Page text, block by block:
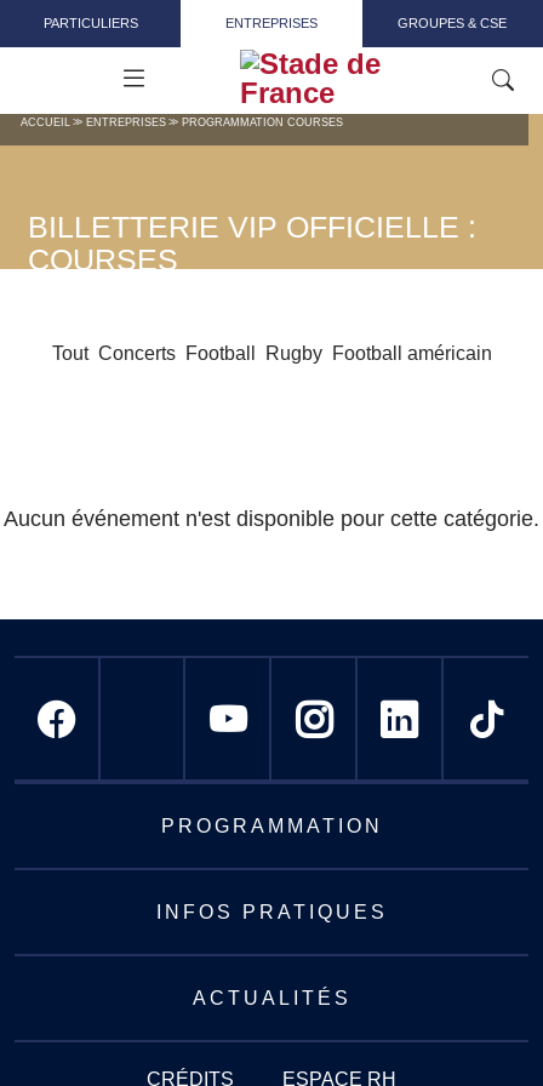
PARTICULIERS ENTREPRISES GROUPES & CSE
ACCUEIL ENTREPRISES PROGRAMMATION COURSES
BILLETTERIE VIP OFFICIELLE :
COURSES
Tout Concerts Football Rugby Football américain
Aucun événement n'est disponible pour cette catégorie.
PROGRAMMATION
INFOS PRATIQUES
ACTUALITÉS
CRÉDITS ESPACE RH